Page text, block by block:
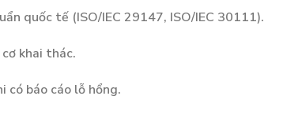
quốc tế (ISO/IEC 29147, ISO/IEC 30111).
khai thác.
có báo cáo lỗ hổng.